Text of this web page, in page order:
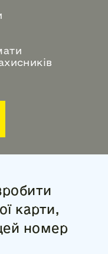
карти,
номер